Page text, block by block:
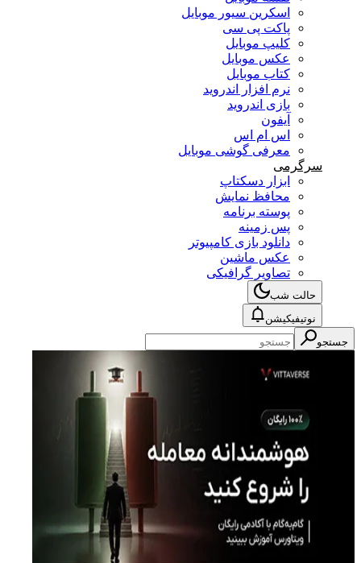
اسکرین سیور موبایل
پاکت پی سی
کلیپ موبایل
عکس موبایل
کتاب موبایل
نرم افزار اندروید
بازی اندروید
آیفون
اس ام اس
معرفی گوشی موبایل
سرگرمی
ابزار دسکتاپ
محافظ نمایش
پوسته برنامه
پس زمینه
دانلود بازی کامپیوتر
عکس ماشین
تصاویر گرافیکی
حالت شب
نوتیفیکیشن
جستجو